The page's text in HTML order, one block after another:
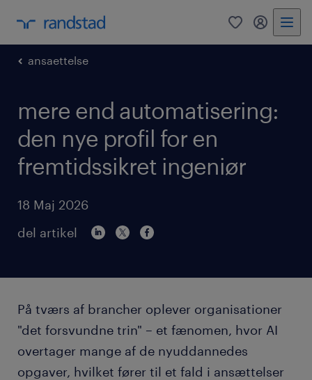
0
ansaettelse
mere end automatisering:
den nye profil for en
fremtidssikret ingeniør
18 Maj 2026
del artikel
På tværs af brancher oplever organisationer
"det forsvundne trin" – et fænomen, hvor AI
overtager mange af de nyuddannedes
opgaver, hvilket fører til et fald i ansættelser